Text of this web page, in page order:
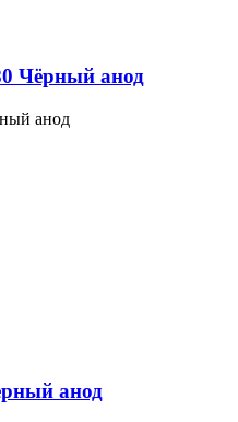
Чёрный анод
анод
анод